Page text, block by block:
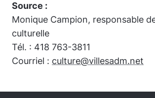
Source :
Monique Campion, responsable
culturelle
Tél. : 418 763-3811
Courriel : culture@villesadm.net